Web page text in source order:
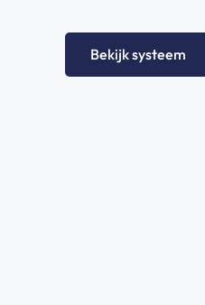
Bekijk systeem